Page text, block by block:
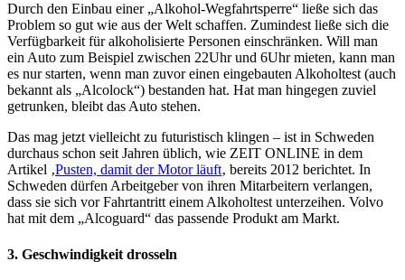
Durch den Einbau einer „Alkohol-Wegfahrtsperre“ ließe sich das
Problem so gut wie aus der Welt schaffen. Zumindest ließe sich die
Verfügbarkeit für alkoholisierte Personen einschränken. Will man
ein Auto zum Beispiel zwischen 22Uhr und 6Uhr mieten, kann man
es nur starten, wenn man zuvor einen eingebauten Alkoholtest (auch
bekannt als „Alcolock“) bestanden hat. Hat man hingegen zuviel
getrunken, bleibt das Auto stehen.
Das mag jetzt vielleicht zu futuristisch klingen – ist in Schweden
durchaus schon seit Jahren üblich, wie ZEIT ONLINE in dem
Artikel ‚Pusten, damit der Motor läuft‚ bereits 2012 berichtet. In
Schweden dürfen Arbeitgeber von ihren Mitarbeitern verlangen,
dass sie sich vor Fahrtantritt einem Alkoholtest unterzeihen. Volvo
hat mit dem „Alcoguard“ das passende Produkt am Markt.
3. Geschwindigkeit drosseln